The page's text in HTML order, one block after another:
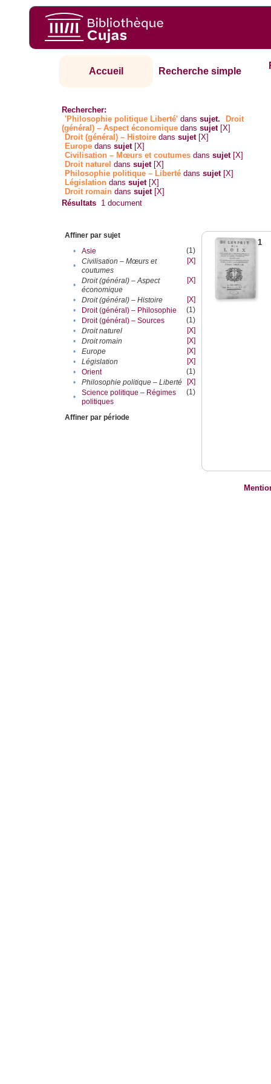
Accueil Recherche simple
Rechercher:
'Philosophie politique Liberté' danssujet.
Droit
(général) – Aspect économique danssujet [X]
Droit (général) – Histoire danssujet [X]
Europe danssujet [X]
Civilisation – Mœurs et coutumes danssujet [X]
Droit naturel danssujet [X]
Philosophie politique – Liberté danssujet [X]
Législation danssujet [X]
Droit romain danssujet [X]
Résultats 1 document
Affiner par sujet
•
Asie
(1)
•
Civilisation – Mœurs et
coutumes
[X]
•
Droit (général) – Aspect
économique
[X]
• Droit (général) – Histoire
[X]
•
Droit (général) – Philosophie
(1)
•
Droit (général) – Sources
(1)
•
Droit naturel
[X]
•
Droit romain
[X]
•
Europe
[X]
•
Législation
[X]
•
Orient
(1)
•
Philosophie politique – Liberté
[X]
•
Science politique – Régimes
politiques
(1)
Affiner par période
1